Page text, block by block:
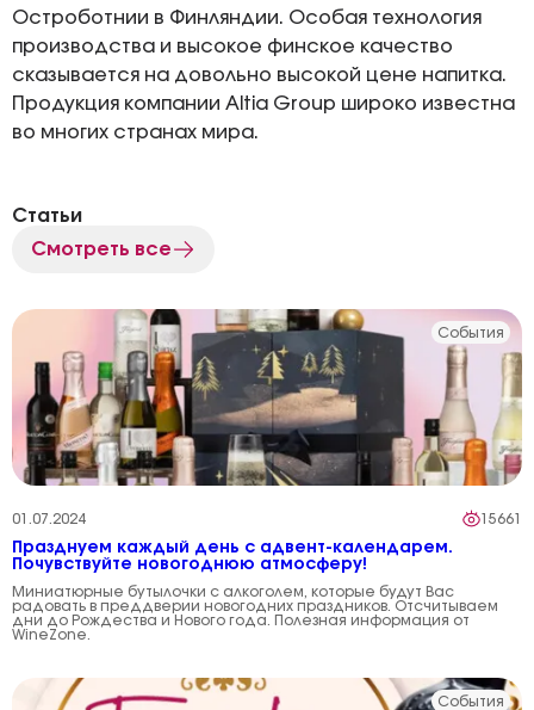
Остроботнии в Финляндии. Особая технология
производства и высокое финское качество
сказывается на довольно высокой цене напитка.
Продукция компании Altia Group широко известна
во многих странах мира.
Статьи
Смотреть все
События
01.07.2024 15661
Празднуем каждый день с адвент-календарем.
Почувствуйте новогоднюю атмосферу!
Миниатюрные бутылочки с алкоголем, которые будут Вас
радовать в преддверии новогодних праздников. Отсчитываем
дни до Рождества и Нового года. Полезная информация от
WineZone.
События